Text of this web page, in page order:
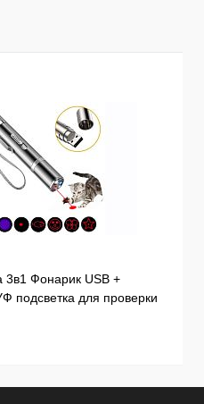
3в1 Фонарик USB +
подсветка для проверки